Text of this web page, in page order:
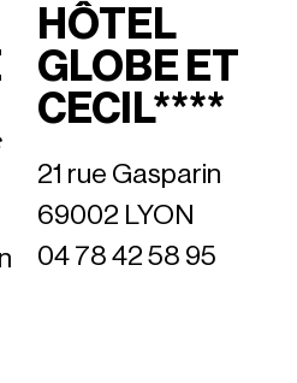
HÔTEL
GLOBE ET
CECIL****
21 rue Gasparin
69002 LYON
04 78 42 58 95